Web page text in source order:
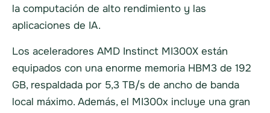
la computación de alto rendimiento y las
aplicaciones de IA.
Los aceleradores AMD Instinct MI300X están
equipados con una enorme memoria HBM3 de 192
GB, respaldada por 5,3 TB/s de ancho de banda
local máximo. Además, el MI300x incluye una gran